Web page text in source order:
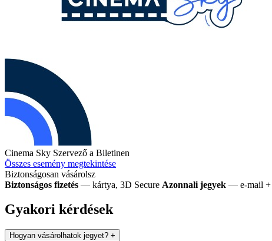
Cinema Sky Szervező a Biletinen
Összes esemény megtekintése
Biztonságosan vásárolsz
Biztonságos fizetés — kártya, 3D Secure Azonnali jegyek — e-mail +
Gyakori kérdések
Hogyan vásárolhatok jegyet? +